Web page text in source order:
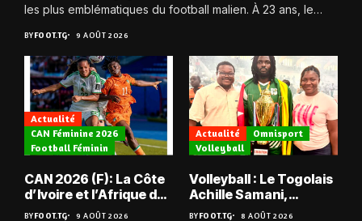
les plus emblématiques du football malien. À 23 ans, le
BYFOOT.TG 9 AOÛT 2026
Actualité
CAN Féminine 2026
Football Féminin
CAN 2026 (F): La Côte
d’Ivoire et l’Afrique du
Sud tombent
BYFOOT.TG 9 AOÛT 2026
Actualité
Omnisport
Volleyball
Volleyball : Le Togolais
Achille Samani,
champion du Bénin !
BYFOOT.TG 8 AOÛT 2026